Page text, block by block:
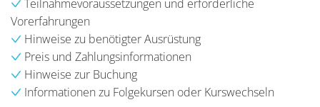
Teilnahmevoraussetzungen und erforderliche
Vorerfahrungen
Hinweise zu benötigter Ausrüstung
Preis und Zahlungsinformationen
Hinweise zur Buchung
Informationen zu Folgekursen oder Kurswechseln